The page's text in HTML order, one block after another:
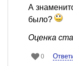
А
было?
Оценка
0